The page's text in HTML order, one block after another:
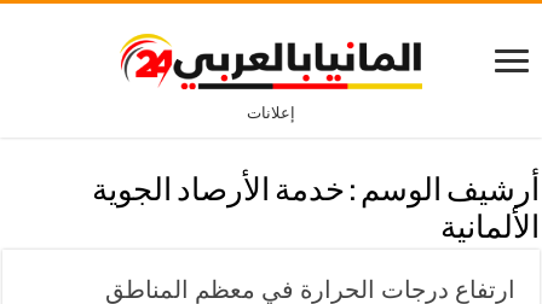
إعلانات
أرشيف الوسم : خدمة الأرصاد الجوية
الألمانية
ارتفاع درجات الحرارة في معظم المناطق